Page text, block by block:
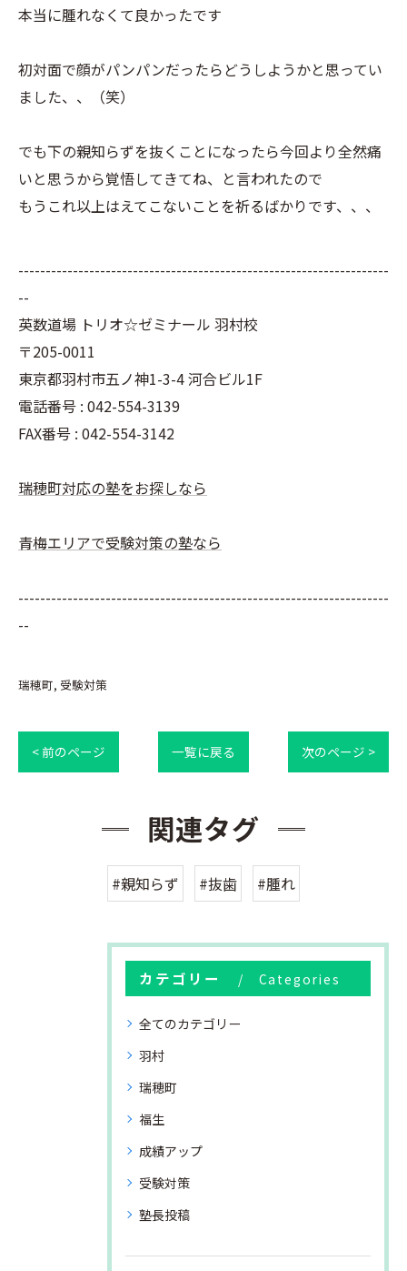
本当に腫れなくて良かったです
初対面で顔がパンパンだったらどうしようかと思ってい
ました、、（笑）
でも下の親知らずを抜くことになったら今回より全然痛
いと思うから覚悟してきてね、と言われたので
もうこれ以上はえてこないことを祈るばかりです、、、
--------------------------------------------------------------------
--
英数道場 トリオ☆ゼミナール 羽村校
〒205-0011
東京都羽村市五ノ神1-3-4 河合ビル1F
電話番号 : 042-554-3139
FAX番号 : 042-554-3142
瑞穂町対応の塾をお探しなら
青梅エリアで受験対策の塾なら
--------------------------------------------------------------------
--
瑞穂町 受験対策
< 前のページ 一覧に戻る 次のページ >
関連タグ
#親知らず #抜歯 #腫れ
カテゴリー Categories
全てのカテゴリー
羽村
瑞穂町
福生
成績アップ
受験対策
塾長投稿